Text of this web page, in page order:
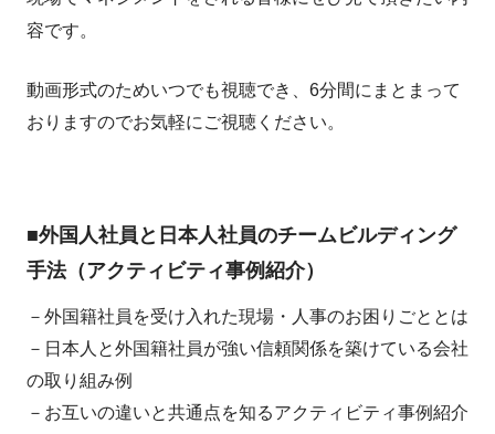
容です。
動画形式のためいつでも視聴でき、6分間にまとまって
おりますのでお気軽にご視聴ください。
■外国人社員と日本人社員のチームビルディング
手法（アクティビティ事例紹介）
－外国籍社員を受け入れた現場・人事のお困りごととは
－日本人と外国籍社員が強い信頼関係を築けている会社
の取り組み例
－お互いの違いと共通点を知るアクティビティ事例紹介